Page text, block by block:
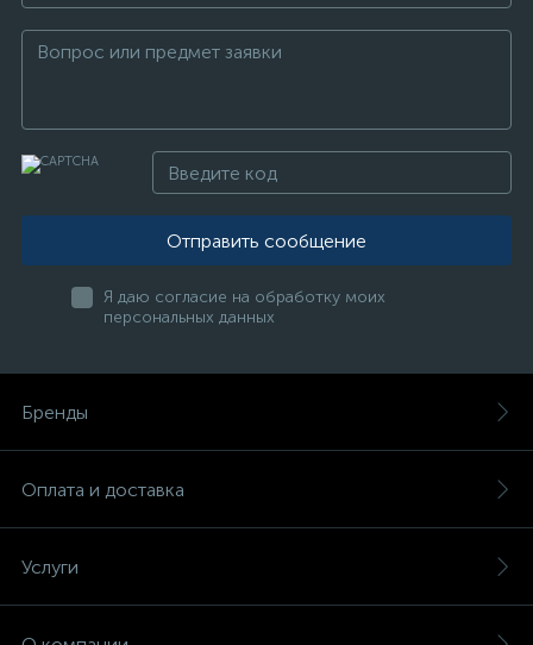
Отправить сообщение
Я даю согласие на обработку моих
персональных данных
Бренды
Оплата и доставка
Услуги